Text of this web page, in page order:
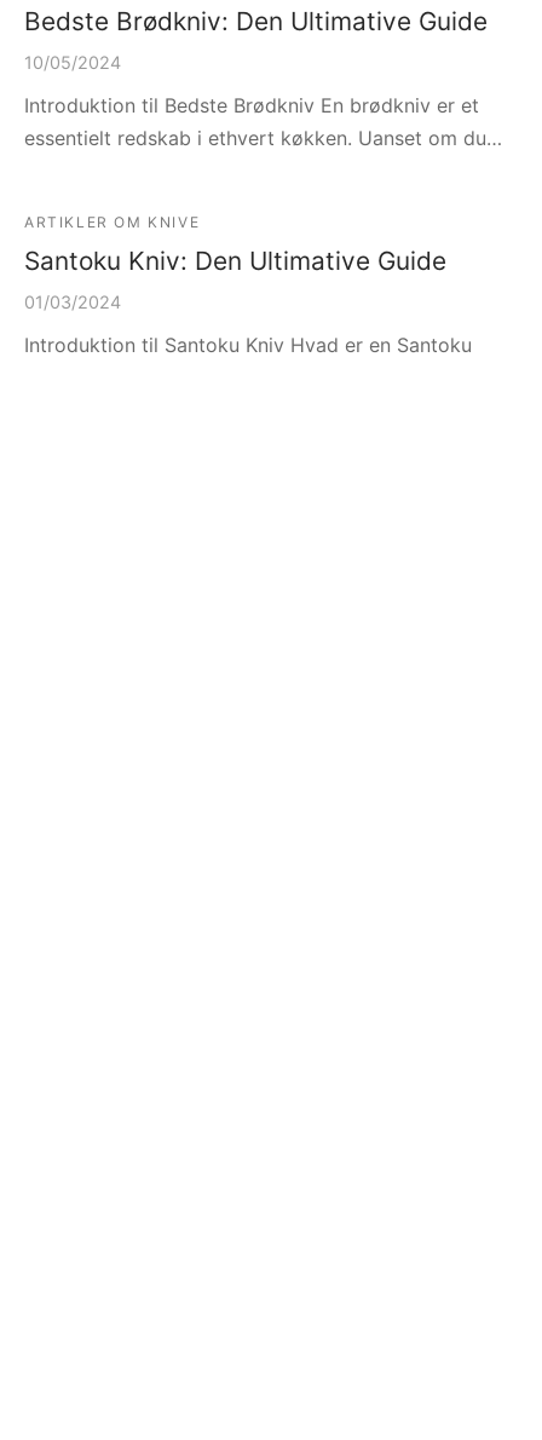
Bedste Brødkniv: Den Ultimative Guide
10/05/2024
Introduktion til Bedste Brødkniv En brødkniv er et
essentielt redskab i ethvert køkken. Uanset om du…
ARTIKLER OM KNIVE
Santoku Kniv: Den Ultimative Guide
01/03/2024
Introduktion til Santoku Kniv Hvad er en Santoku